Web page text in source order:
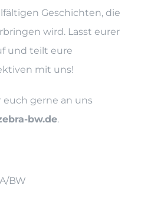
Geschichten, die
wird. Lasst eurer
und teilt eure
mit uns!
euch gerne an uns
bw.de.
BW